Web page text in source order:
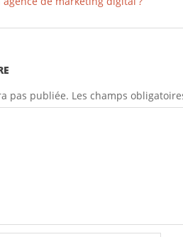
pas publiée. Les champs